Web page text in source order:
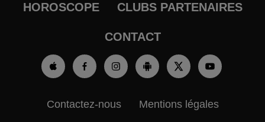
HOROSCOPE CLUBS PARTENAIRES
CONTACT
Contactez-nous Mentions légales